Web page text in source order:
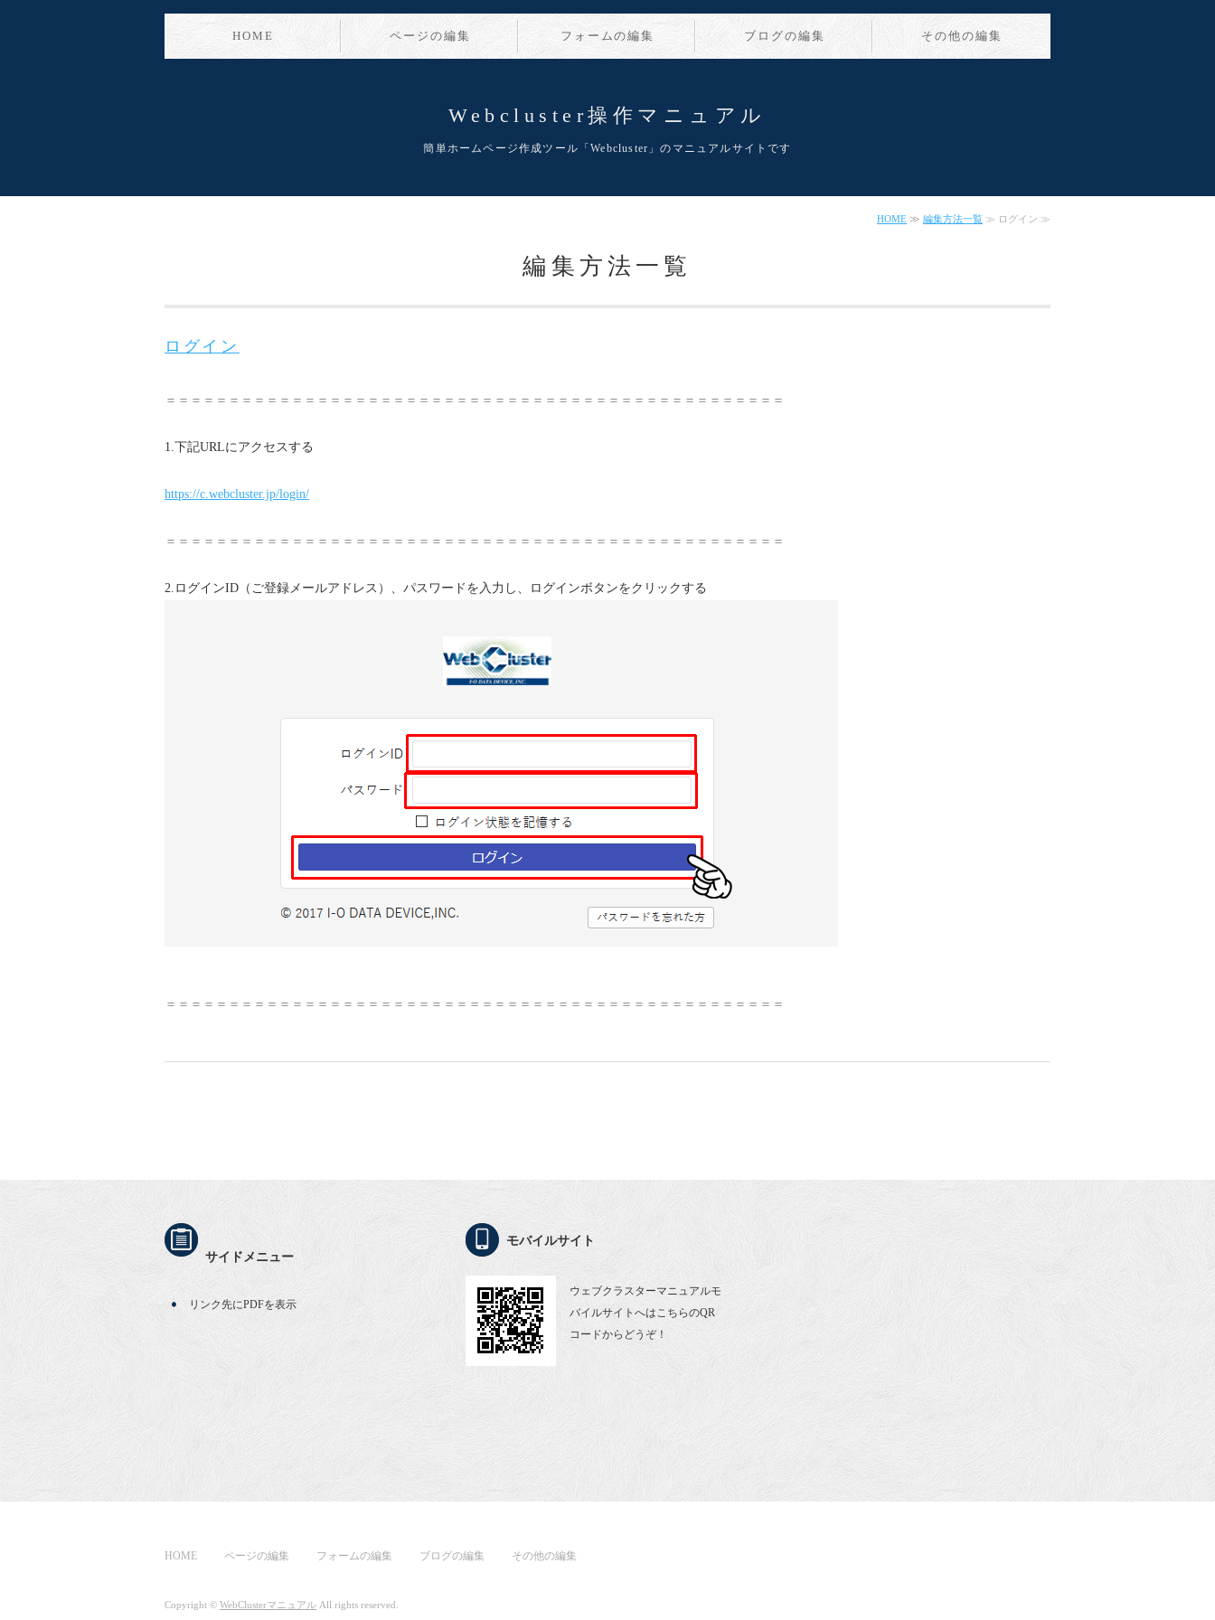
Webcluster操作マニュアル
簡単ホームページ作成ツール「Webcluster」のマニュアルサイトです
HOME ページの編集 フォームの編集 ブログの編集 その他の編集
HOME ≫ 編集方法一覧 ≫ ログイン ≫
編集方法一覧
ログイン
＝＝＝＝＝＝＝＝＝＝＝＝＝＝＝＝＝＝＝＝＝＝＝＝＝＝＝＝＝＝＝＝＝＝＝＝＝＝＝＝＝＝＝＝＝＝＝＝＝
1.下記URLにアクセスする
https://c.webcluster.jp/login/
＝＝＝＝＝＝＝＝＝＝＝＝＝＝＝＝＝＝＝＝＝＝＝＝＝＝＝＝＝＝＝＝＝＝＝＝＝＝＝＝＝＝＝＝＝＝＝＝＝
2.ログインID（ご登録メールアドレス）、パスワードを入力し、ログインボタンをクリックする
＝＝＝＝＝＝＝＝＝＝＝＝＝＝＝＝＝＝＝＝＝＝＝＝＝＝＝＝＝＝＝＝＝＝＝＝＝＝＝＝＝＝＝＝＝＝＝＝＝
サイドメニュー
リンク先にPDFを表示
モバイルサイト
ウェブクラスターマニュアルモ
バイルサイトへはこちらのQR
コードからどうぞ！
HOME ページの編集 フォームの編集 ブログの編集 その他の編集
Copyright © WebClusterマニュアル All rights reserved.